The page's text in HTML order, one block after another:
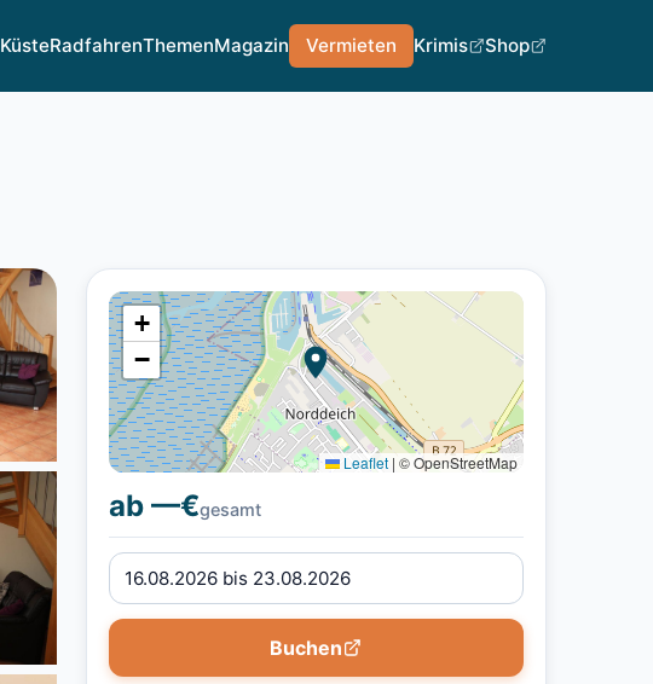
KüsteRadfahrenThemenMagazin Vermieten Krimis Shop
+
−
Leaflet | © OpenStreetMap
ab —€gesamt
Buchen